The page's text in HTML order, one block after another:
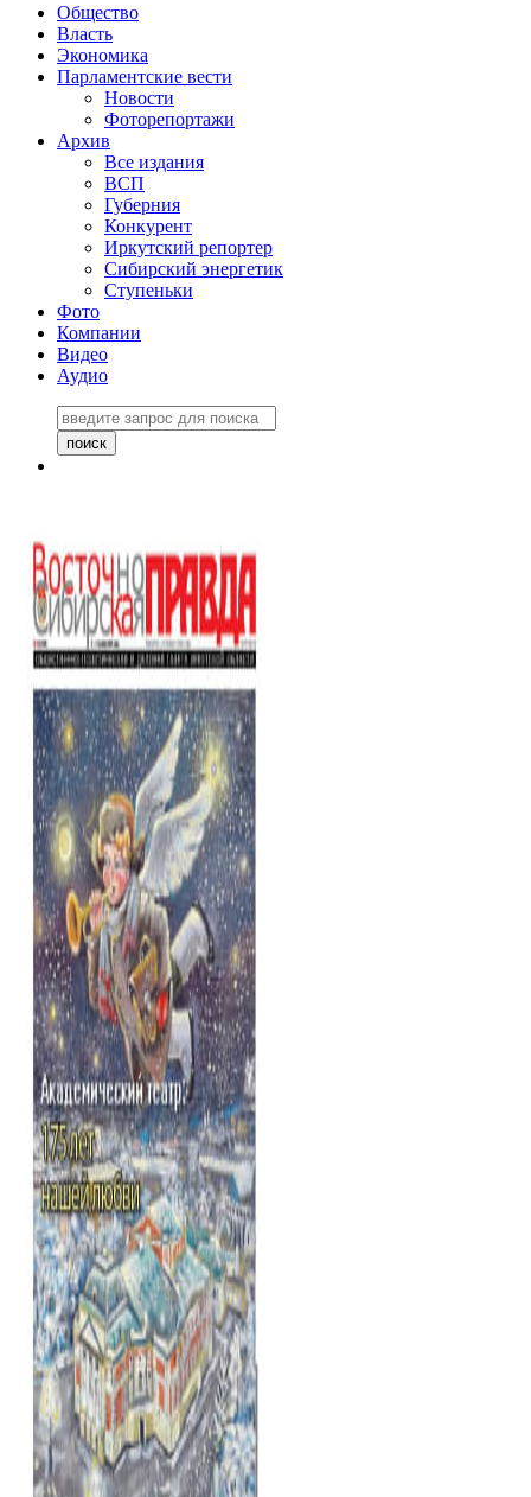
Общество
Власть
Экономика
Парламентские вести
Новости
Фоторепортажи
Архив
Все издания
ВСП
Губерния
Конкурент
Иркутский репортер
Сибирский энергетик
Ступеньки
Фото
Компании
Видео
Аудио